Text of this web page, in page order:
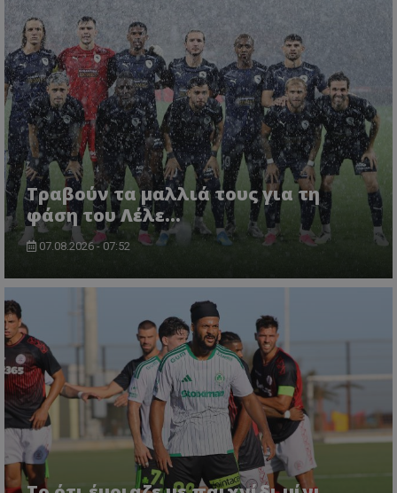
Τραβούν τα μαλλιά τους για τη
φάση του Λέλε…
07.08.2026 - 07:52